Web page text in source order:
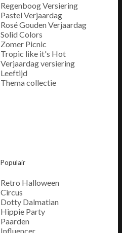
Regenboog Versiering
Pastel Verjaardag
Rosé Gouden Verjaardag
Solid Colors
Zomer Picnic
Tropic like it's Hot
Verjaardag versiering
Leeftijd
Thema collectie
Populair
Retro Halloween
Circus
Dotty Dalmatian
Hippie Party
Paarden
Influencer